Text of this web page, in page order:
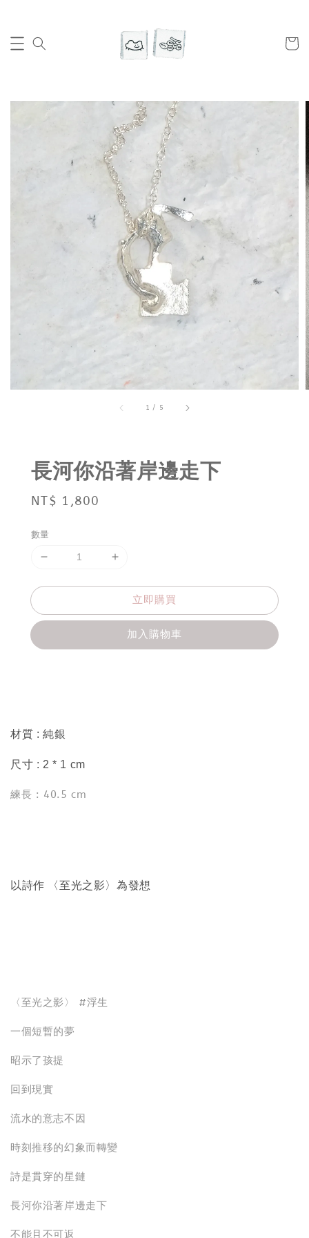
1 / 5
長河你沿著岸邊走下
Regular
NT$ 1,800
數量
立即購買
加入購物車
材質 : 純銀
尺寸 : 2 * 1 cm
練長 : 40.5 cm
以詩作 〈至光之影〉為發想
〈至光之影〉 #浮生
一個短暫的夢
昭示了孩提
回到現實
流水的意志不因
時刻推移的幻象而轉變
詩是貫穿的星鏈
長河你沿著岸邊走下
不能且不可返